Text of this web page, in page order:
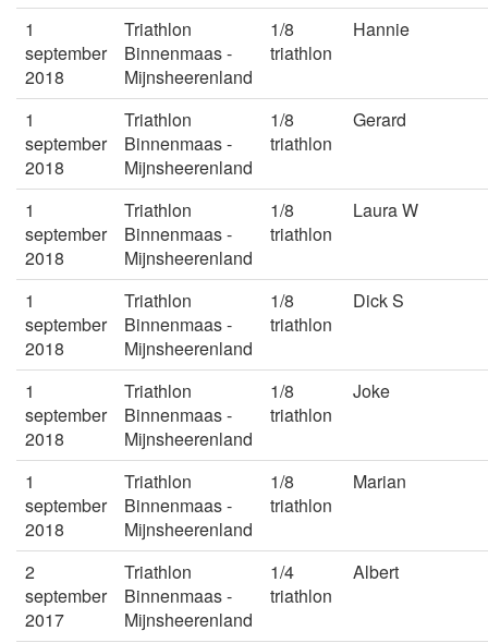
1
september
2018
Triathlon
Binnenmaas -
Mijnsheerenland
1/8
triathlon
Hannie
1
september
2018
Triathlon
Binnenmaas -
Mijnsheerenland
1/8
triathlon
Gerard
1
september
2018
Triathlon
Binnenmaas -
Mijnsheerenland
1/8
triathlon
Laura W
1
september
2018
Triathlon
Binnenmaas -
Mijnsheerenland
1/8
triathlon
Dick S
1
september
2018
Triathlon
Binnenmaas -
Mijnsheerenland
1/8
triathlon
Joke
1
september
2018
Triathlon
Binnenmaas -
Mijnsheerenland
1/8
triathlon
Marian
2
september
2017
Triathlon
Binnenmaas -
Mijnsheerenland
1/4
triathlon
Albert